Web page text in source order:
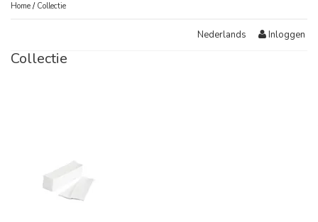
Home / Collectie
Nederlands Inloggen
Collectie